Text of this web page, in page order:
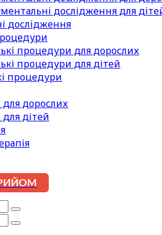
дослідження для
дослідження
процедури для дорослих
процедури для дітей
процедури
дорослих
дітей